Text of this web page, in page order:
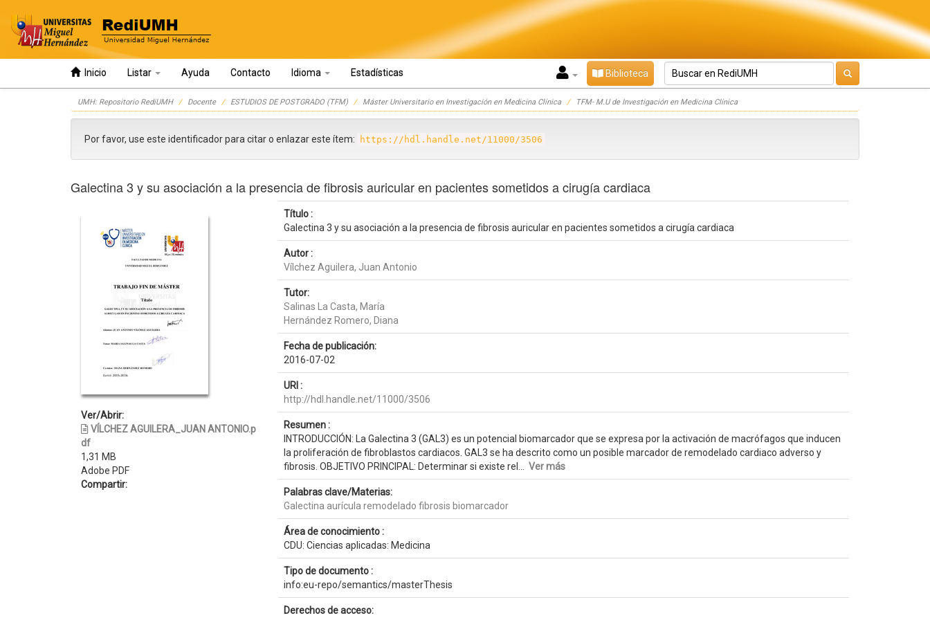
Inicio Listar Ayuda Contacto Idioma Estadísticas Biblioteca
UMH: Repositorio RediUMH Docente ESTUDIOS DE POSTGRADO (TFM) Máster Universitario en Investigación en Medicina Clínica TFM- M.U de Investigación en Medicina Clínica
Por favor, use este identificador para citar o enlazar este ítem: https://hdl.handle.net/11000/3506
Galectina 3 y su asociación a la presencia de fibrosis auricular en pacientes sometidos a cirugía cardiaca
Ver/Abrir:
VÍLCHEZ AGUILERA_JUAN ANTONIO.p
df
1,31 MB
Adobe PDF
Compartir:
Título :
Galectina 3 y su asociación a la presencia de fibrosis auricular en pacientes sometidos a cirugía cardiaca
Autor :
Vílchez Aguilera, Juan Antonio
Tutor:
Salinas La Casta, María
Hernández Romero, Diana
Fecha de publicación:
2016-07-02
URI :
http://hdl.handle.net/11000/3506
Resumen :
INTRODUCCIÓN: La Galectina 3 (GAL3) es un potencial biomarcador que se expresa por la activación de macrófagos que inducen
la proliferación de fibroblastos cardiacos. GAL3 se ha descrito como un posible marcador de remodelado cardiaco adverso y
fibrosis. OBJETIVO PRINCIPAL: Determinar si existe rel... Ver más
Palabras clave/Materias:
Galectina aurícula remodelado fibrosis biomarcador
Área de conocimiento :
CDU: Ciencias aplicadas: Medicina
Tipo de documento :
info:eu-repo/semantics/masterThesis
Derechos de acceso: